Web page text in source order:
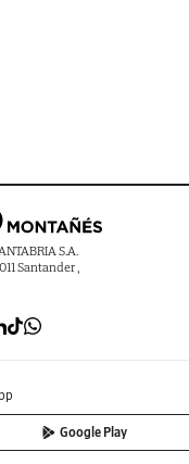
S.A.
Santander ,
Google Play